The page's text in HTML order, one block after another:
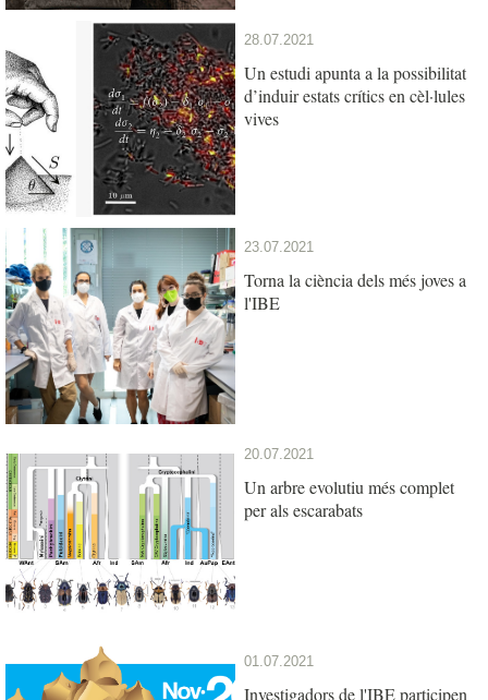
28.07.2021
Un estudi apunta a la possibilitat
d’induir estats crítics en cèl·lules
vives
23.07.2021
Torna la ciència dels més joves a
l'IBE
20.07.2021
Un arbre evolutiu més complet
per als escarabats
01.07.2021
Investigadors de l'IBE participen